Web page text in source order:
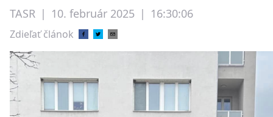
TASR | 10. február 2025 | 16:30:06
Zdieľať článok